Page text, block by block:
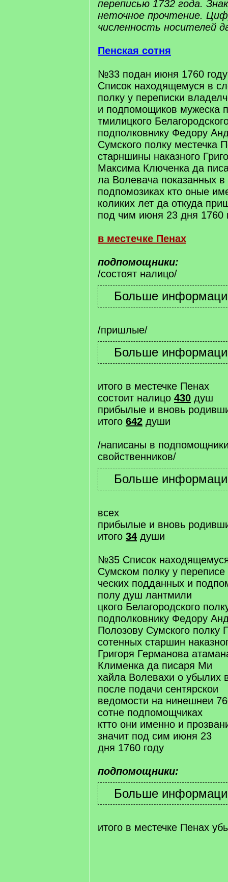
переписью 1732 года.
неточное прочтение.
численность носителей
Пенская сотня
№33 подан июня 1760 году
Список находящемуся в
полку у переписки
и подпомощиков мужеска
тмилицкого
подполковнику Федору
Сумского полку местечка
старншины наказного
Максима Ключенка да
ла Волевача показанных в
подпомозиках кто оные
коликих лет да откуда
под чим июня 23 дня 1760
в местечке Пенах
подпомощники:
/состоят налицо/
/пришлые/
итого в местечке Пенах
состоит налицо 430 душ
прибылые и вновь
итого 642 души
/написаны в подпомощники
свойственников/
всех
прибылые и вновь
итого 34 души
№35 Список
Сумском полку у
ческих подданных и
полу душ лантмили
цкого Белагородского
подполковнику Федору
Полозову Сумского полку
сотенных старшин
Григоря Германова
Клименка да писаря Ми
хайла Волевахи о убылих
после подачи сентярскои
ведомости на нинешнеи
сотне подпомощчиках
ктто они именно и
значит под сим июня 23
дня 1760 году
подпомощники:
итого в местечке Пенах